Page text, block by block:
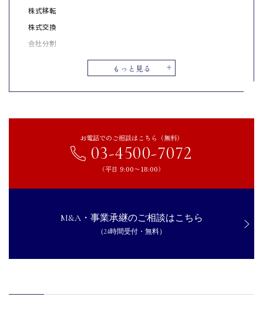
もっと見る
株式移転
株式交換
会社分割
適格組織再編とは？
PMIを意識した経営統合を実施する
【2024～2025年最新】組織再編の事例4選
教室事業を会社分割
高島が完全子会社間で3社と株式交換
の鍵
お電話でのご相談はこちら（無料）
03-4500-7072
（平日 9:00〜18:00）
M&A・事業承継のご相談はこちら
（24時間受付・無料）